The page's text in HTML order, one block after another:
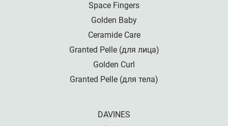
Space Fingers
Golden Baby
Ceramide Care
Granted Pelle (для лица)
Golden Curl
Granted Pelle (для тела)
DAVINES